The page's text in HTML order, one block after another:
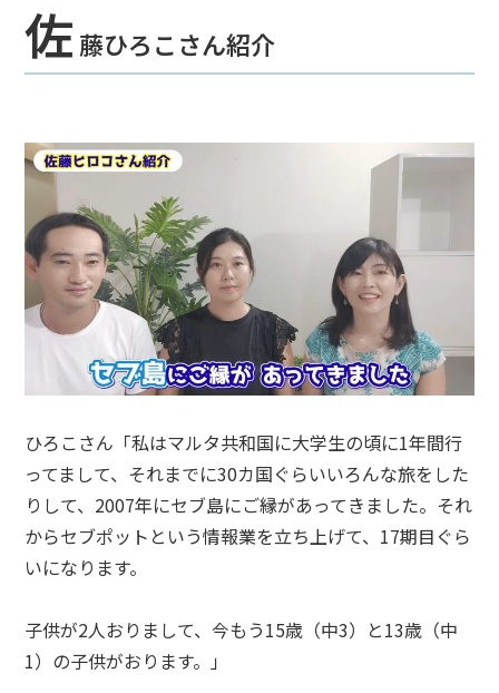
佐 藤ひろこさん紹介
ひろこさん「私はマルタ共和国に大学生の頃に1年間行
ってまして、それまでに30カ国ぐらいいろんな旅をした
りして、2007年にセブ島にご縁があってきました。それ
からセブポットという情報業を立ち上げて、17期目ぐら
いになります。
子供が2人おりまして、今もう15歳（中3）と13歳（中
1）の子供がおります。」